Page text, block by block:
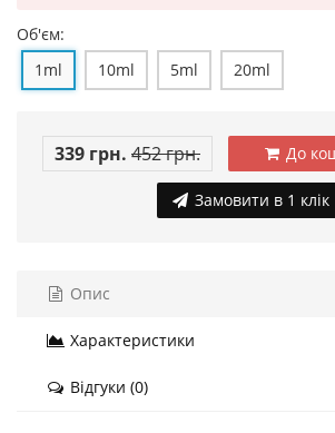
Об'єм:
1ml
10ml 5ml 20ml
339 грн. 452 грн. До
Замовити в 1 клік
Опис
Характеристики
Відгуки (0)